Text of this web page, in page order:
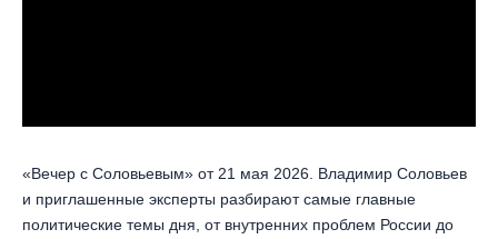
«Вечер с Соловьевым» от 21 мая 2026. Владимир Соловьев
и приглашенные эксперты разбирают самые главные
политические темы дня, от внутренних проблем России до